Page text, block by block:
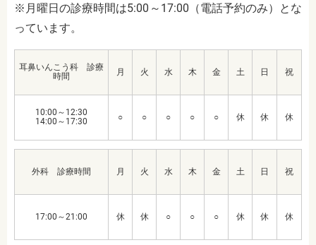
※月曜日の診療時間は5:00～17:00（電話予約のみ）とな
っています。
耳鼻いんこう科 診療
時間
月 火 水 木 金 土 日 祝
10:00～12:30
14:00～17:30
○ ○ ○ ○ ○ 休 休 休
外科 診療時間 月 火 水 木 金 土 日 祝
17:00～21:00 休 休 ○ ○ ○ 休 休 休